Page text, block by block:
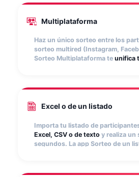
Multiplataforma
Haz un único sorteo entre los
sorteo multired (Instagram,
Sorteo Multiplataforma te unifica
Excel o de un listado
Importa tu listado de
Excel, CSV o de texto y realiza un
segundos. La app Sorteo de un